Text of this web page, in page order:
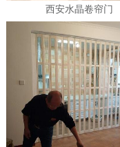
西安水晶卷帘门